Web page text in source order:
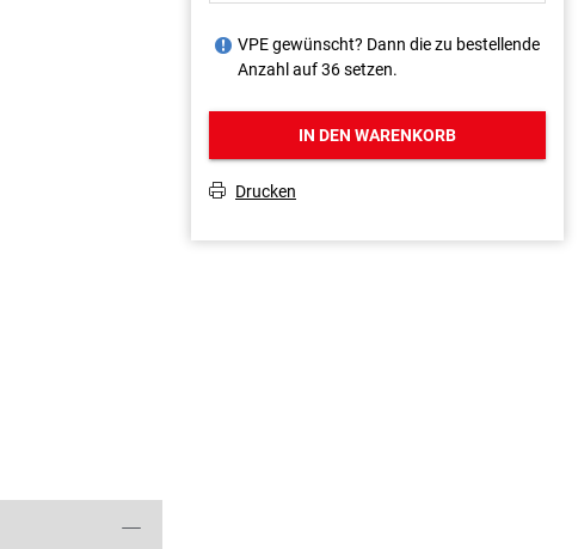
J VPE gewünscht? Dann die zu bestellende
Anzahl auf 36 setzen.
IN DEN WARENKORB
T Drucken